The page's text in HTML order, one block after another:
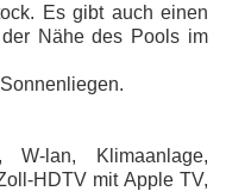
Es gibt auch einen
Nähe des Pools im
W-lan, Klimaanlage,
HDTV mit Apple TV,